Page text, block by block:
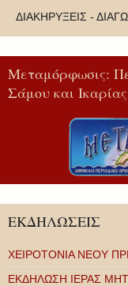
ΔΙΑΚΗΡΥΞΕΙΣ -
Μεταμόρφωσις:
Σάμου και Ικαρίας
ΕΚΔΗΛΩΣΕΙΣ
ΧΕΙΡΟΤΟΝΙΑ ΝΕΟΥ
ΕΚΔΗΛΩΣΗ ΙΕΡΑΣ